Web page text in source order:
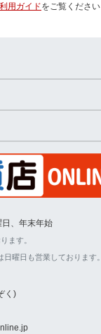
用ガイドをご覧ください
、年末年始
ます。
曜日も営業しております。
く)